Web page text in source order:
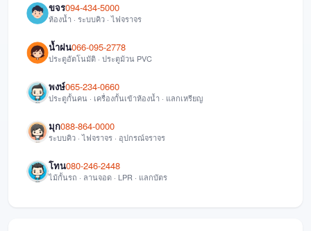
ขจร094-434-5000
ห้องน้ำ · ระบบคิว · ไฟจราจร
น้ำฝน066-095-2778
ประตูอัตโนมัติ · ประตูม้วน PVC
พงษ์065-234-0660
ประตูกั้นคน · เครื่องกั้นเข้าห้องน้ำ · แลกเหรียญ
มุก088-864-0000
ระบบคิว · ไฟจราจร · อุปกรณ์จราจร
โทน080-246-2448
ไม้กั้นรถ · ลานจอด · LPR · แลกบัตร